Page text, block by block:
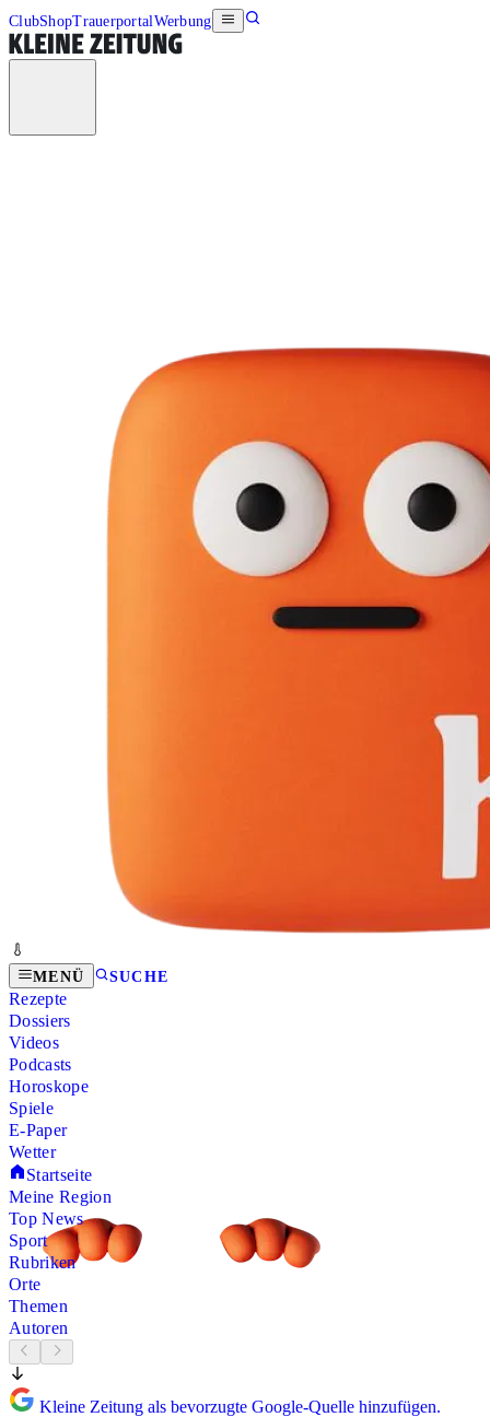
ClubShopTrauerportalWerbung
MENÜ SUCHE
Rezepte
Dossiers
Videos
Podcasts
Horoskope
Spiele
E-Paper
Wetter
Startseite
Meine Region
Top News
Sport
Rubriken
Orte
Themen
Autoren
Kleine Zeitung als bevorzugte Google-Quelle hinzufügen.